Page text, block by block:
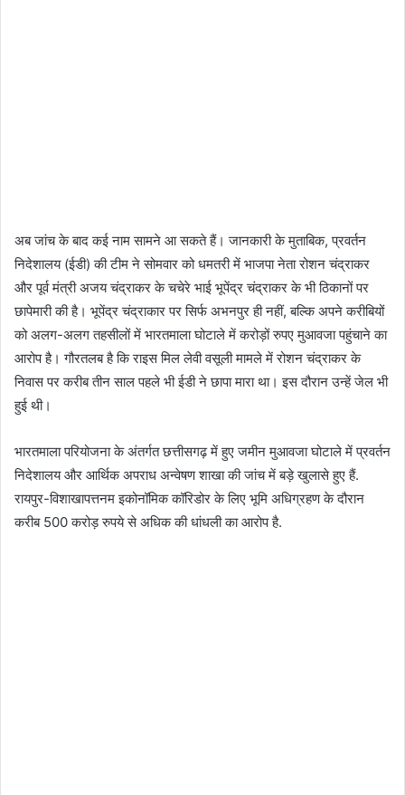
अब जांच के बाद कई नाम सामने आ सकते हैं। जानकारी के मुताबिक, प्रवर्तन
निदेशालय (ईडी) की टीम ने सोमवार को धमतरी में भाजपा नेता रोशन चंद्राकर
और पूर्व मंत्री अजय चंद्राकर के चचेरे भाई भूपेंद्र चंद्राकर के भी ठिकानों पर
छापेमारी की है। भूपेंद्र चंद्राकार पर सिर्फ अभनपुर ही नहीं, बल्कि अपने करीबियों
को अलग-अलग तहसीलों में भारतमाला घोटाले में करोड़ों रुपए मुआवजा पहुंचाने का
आरोप है। गौरतलब है कि राइस मिल लेवी वसूली मामले में रोशन चंद्राकर के
निवास पर करीब तीन साल पहले भी ईडी ने छापा मारा था। इस दौरान उन्हें जेल भी
हुई थी।
भारतमाला परियोजना के अंतर्गत छत्तीसगढ़ में हुए जमीन मुआवजा घोटाले में प्रवर्तन
निदेशालय और आर्थिक अपराध अन्वेषण शाखा की जांच में बड़े खुलासे हुए हैं.
रायपुर-विशाखापत्तनम इकोनॉमिक कॉरिडोर के लिए भूमि अधिग्रहण के दौरान
करीब 500 करोड़ रुपये से अधिक की धांधली का आरोप है.